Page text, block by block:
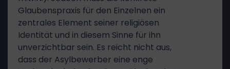
Glaubenspraxis für den Einzelnen ein
zentrales Element seiner religiösen
Identität und in diesem Sinne für ihn
unverzichtbar sein. Es reicht nicht aus,
dass der Asylbewerber eine enge